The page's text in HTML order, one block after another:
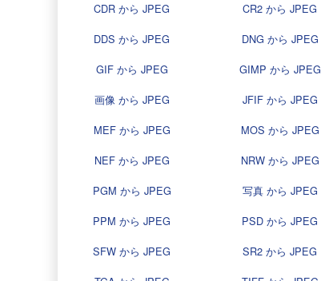
CDR から JPEG
CR2 から JPEG
DDS から JPEG
DNG から JPEG
GIF から JPEG
GIMP から JPEG
画像 から JPEG
JFIF から JPEG
MEF から JPEG
MOS から JPEG
NEF から JPEG
NRW から JPEG
PGM から JPEG
写真 から JPEG
PPM から JPEG
PSD から JPEG
SFW から JPEG
SR2 から JPEG